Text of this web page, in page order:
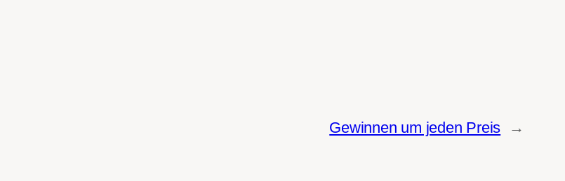
Gewinnen um jeden Preis →